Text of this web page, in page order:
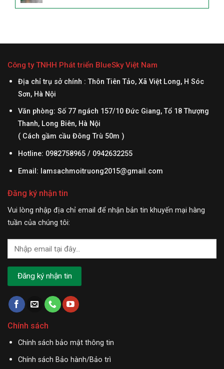
Công ty TNHH Phát triển BlueSky Việt Nam
Địa chỉ trụ sở chính : Thôn Tiên Tảo, Xã Việt Long, H Sóc
Sơn, Hà Nội
Văn phòng: Số 77 ngách 157/10 Đức Giang, Tổ 18 Thượng
Thanh, Long Biên, Hà Nội
( Cách gầm cầu Đông Trù 50m )
Hotline: 0982758965 / 0942632255
Email: lamsachmoitruong2015@gmail.com
Đăng ký nhận tin
Vui lòng nhập địa chỉ email để nhận bản tin khuyến mại hàng
tuần của chúng tôi:
Chính sách
Chính sách bảo mật thông tin
Chính sách Bảo hành/Bảo trì